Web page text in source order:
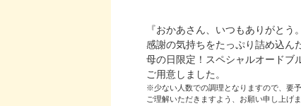
『おかあさん、いつもありがとう
感謝の気持ちをたっぷり詰め込ん
母の日限定！スペシャルオードブ
ご用意しました。
※少ない人数での調理となりますので、要
ご理解いただきますよう、お願い申し上げま